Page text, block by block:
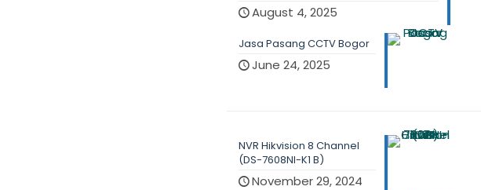
August 4, 2025
Jasa Pasang CCTV Bogor
June 24, 2025
NVR Hikvision 8 Channel
(DS-7608NI-K1 B)
November 29, 2024